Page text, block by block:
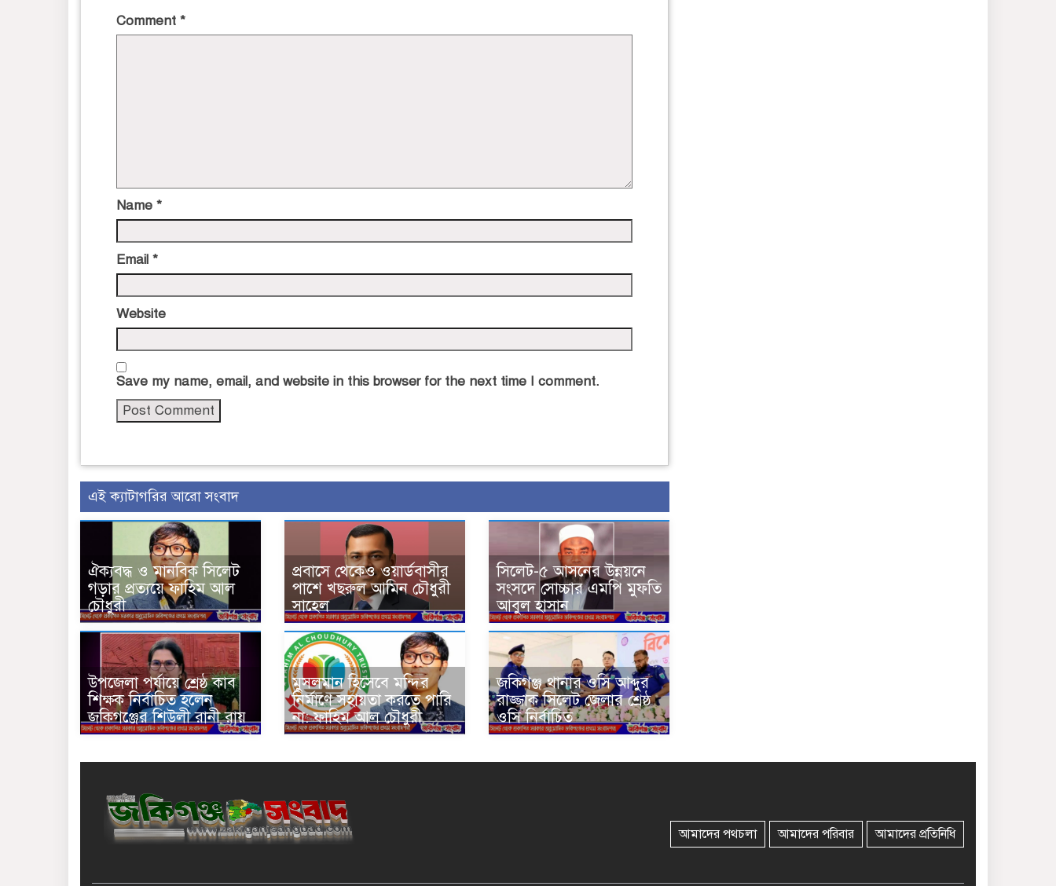
Comment *
Name *
Email *
Website
Save my name, email, and website in this browser for the next time I comment.
এই ক্যাটাগরির আরো সংবাদ
ঐক্যবদ্ধ ও মানবিক সিলেট
গড়ার প্রত্যয়ে ফাহিম আল
চৌধুরী
প্রবাসে থেকেও ওয়ার্ডবাসীর
পাশে খছরুল আমিন চৌধুরী
সাহেল
সিলেট-৫ আসনের উন্নয়নে
সংসদে সোচ্চার এমপি মুফতি
আবুল হাসান
উপজেলা পর্যায়ে শ্রেষ্ঠ কাব
শিক্ষক নির্বাচিত হলেন
জকিগঞ্জের শিউলী রানী রায়
মুসলমান হিসেবে মন্দির
নির্মাণে সহায়তা করতে পারি
না: ফাহিম আল চৌধুরী
জকিগঞ্জ থানার ওসি আব্দুর
রাজ্জাক সিলেট জেলার শ্রেষ্ঠ
ওসি নির্বাচিত
আমাদের পথচলা আমাদের পরিবার আমাদের প্রতিনিধি